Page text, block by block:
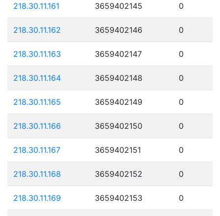
218.30.11.161 3659402145 0
218.30.11.162 3659402146 0
218.30.11.163 3659402147 0
218.30.11.164 3659402148 0
218.30.11.165 3659402149 0
218.30.11.166 3659402150 0
218.30.11.167 3659402151 0
218.30.11.168 3659402152 0
218.30.11.169 3659402153 0